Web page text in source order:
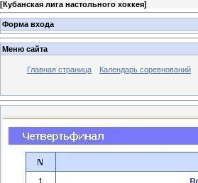
[Кубанская лига настольного хоккея]
Форма входа
Меню сайта
Главная страница Календарь соревнований